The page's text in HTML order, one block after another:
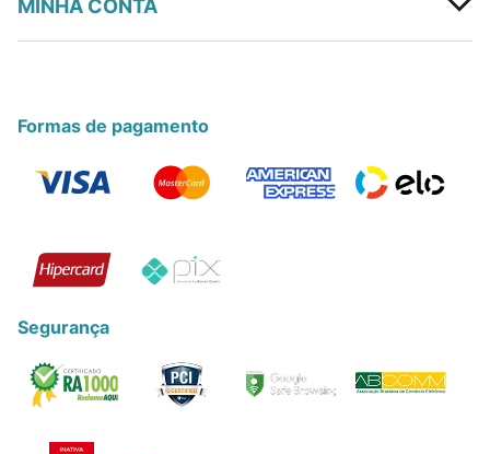
MINHA CONTA
Formas de pagamento
Segurança